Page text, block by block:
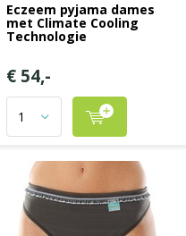
Eczeem pyjama dames
met Climate Cooling
Technologie
€ 54,-